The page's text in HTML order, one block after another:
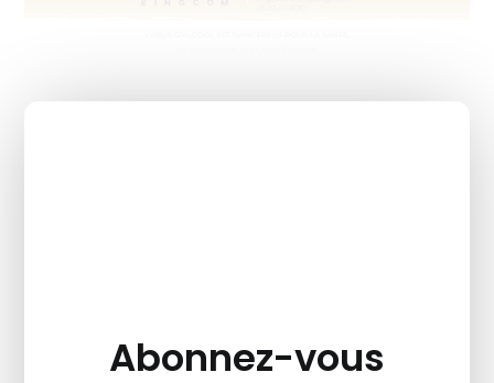
Abonnez-vous